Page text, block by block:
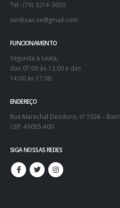
Tel.: (79) 3214-3650
sindisan.se@gmail.com
FUNCIONAMENTO
Segunda à sexta,
das 07:00 às 12:00 e das
14:00 às 17:00.
ENDEREÇO
Rua Marechal Deodoro, nº 1024 –
CEP: 49055-400
SIGA NOSSAS REDES